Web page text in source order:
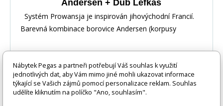
Andersen + Dub Lefkas
Systém Prowansja je inspirován jihovýchodní Francií.
Barevná kombinace borovice Andersen (korpusy
-15% 629 Kč
Nábytek Pegas a partneři potřebují Váš souhlas k využití
jednotlivých dat, aby Vám mimo jiné mohli ukazovat informace
týkající se Vašich zájmů pomocí personalizace reklam. Souhlas
udělíte kliknutím na políčko "Ano, souhlasím".